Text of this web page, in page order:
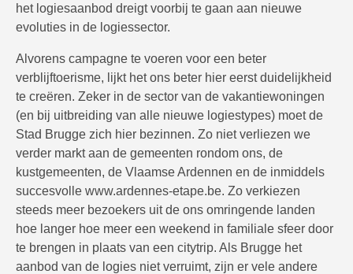
het logiesaanbod dreigt voorbij te gaan aan nieuwe
evoluties in de logiessector.
Alvorens campagne te voeren voor een beter
verblijftoerisme, lijkt het ons beter hier eerst duidelijkheid
te creëren. Zeker in de sector van de vakantiewoningen
(en bij uitbreiding van alle nieuwe logiestypes) moet de
Stad Brugge zich hier bezinnen. Zo niet verliezen we
verder markt aan de gemeenten rondom ons, de
kustgemeenten, de Vlaamse Ardennen en de inmiddels
succesvolle www.ardennes-etape.be. Zo verkiezen
steeds meer bezoekers uit de ons omringende landen
hoe langer hoe meer een weekend in familiale sfeer door
te brengen in plaats van een citytrip. Als Brugge het
aanbod van de logies niet verruimt, zijn er vele andere